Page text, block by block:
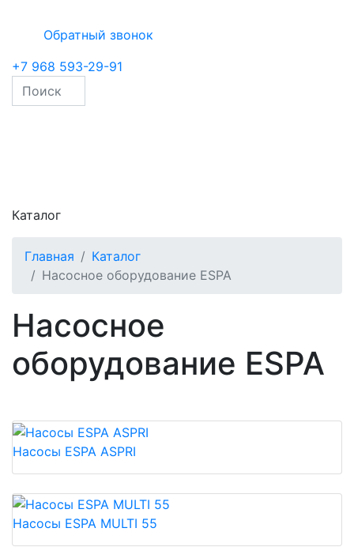
Обратный звонок
+7 968 593-29-91
Каталог
Главная
Каталог
Насосное оборудование ESPA
Насосное
оборудование ESPA
Насосы ESPA ASPRI
Насосы ESPA MULTI 55